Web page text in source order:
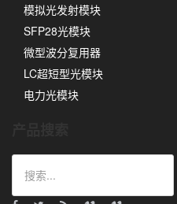
模拟光发射模块
SFP28光模块
微型波分复用器
LC超短型光模块
电力光模块